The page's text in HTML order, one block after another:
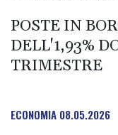
POSTE IN
DELL'1,93%
TRIMESTRE
ECONOMIA 08.05.2026